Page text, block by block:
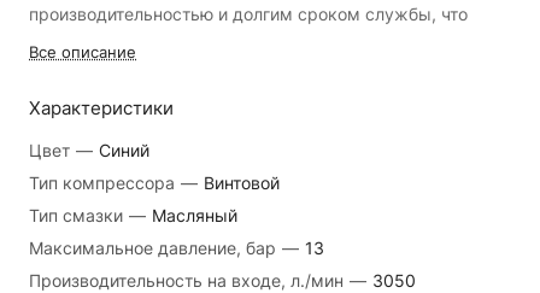
производительностью и долгим сроком службы, что
делает его идеальным выбором для многих
блоком, который обеспечивает высокую эффективность
и надежность работы. Он имеет компактный дизайн и
легок в управлении, что делает его удобным в
использовании.
Все описание
Характеристики
Цвет — Синий
Тип компрессора — Винтовой
Тип смазки — Масляный
Максимальное давление, бар — 13
Производительность на входе, л./мин — 3050